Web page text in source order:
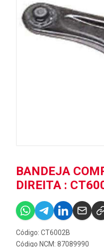
BANDEJA
DIREITA :
Código: CT6002B
Código NCM: 87089990